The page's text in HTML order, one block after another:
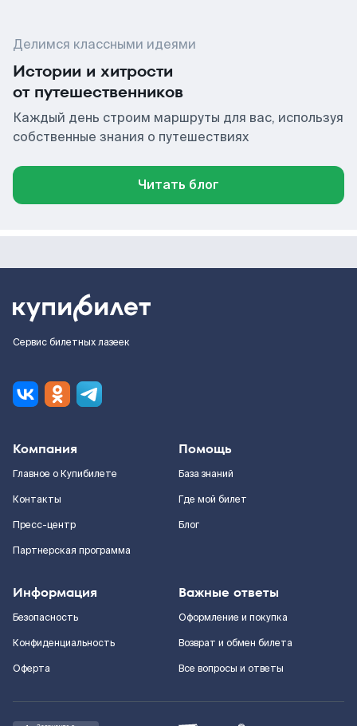
Делимся классными идеями
Истории и хитрости
от путешественников
Каждый день строим маршруты для вас, используя
собственные знания о путешествиях
Читать блог
Сервис билетных лазеек
Компания
Главное о Купибилете
Контакты
Пресс-центр
Партнерская программа
Помощь
База знаний
Где мой билет
Блог
Информация
Безопасность
Конфиденциальность
Оферта
Важные ответы
Оформление и покупка
Возврат и обмен билета
Все вопросы и ответы